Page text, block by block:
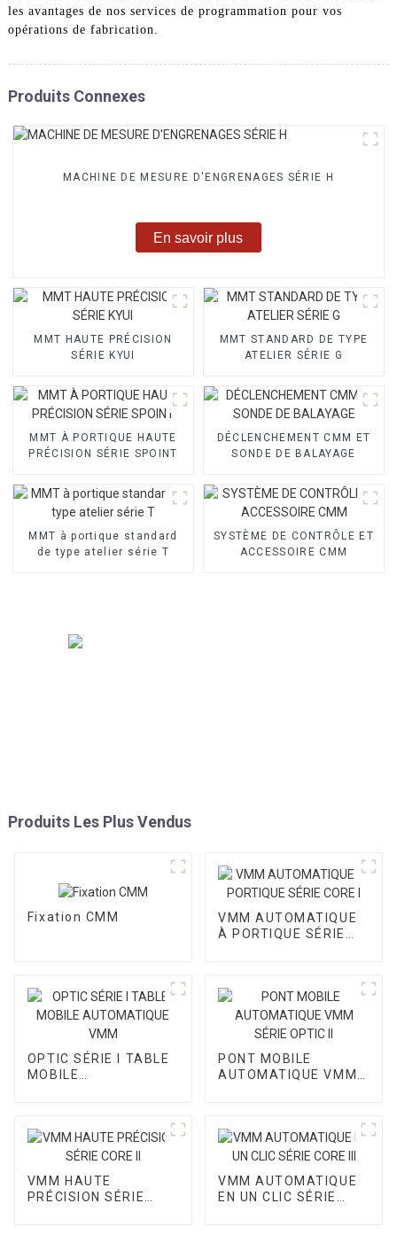
les avantages de nos services de programmation pour vos
opérations de fabrication.
Produits Connexes
MACHINE DE MESURE D'ENGRENAGES SÉRIE H
En savoir plus
MMT HAUTE PRÉCISION
SÉRIE KYUI
MMT STANDARD DE TYPE
ATELIER SÉRIE G
MMT À PORTIQUE HAUTE
PRÉCISION SÉRIE SPOINT
DÉCLENCHEMENT CMM ET
SONDE DE BALAYAGE
MMT à portique standard
de type atelier série T
SYSTÈME DE CONTRÔLE ET
ACCESSOIRE CMM
Produits Les Plus Vendus
Fixation CMM
VMM AUTOMATIQUE
À PORTIQUE SÉRIE
OPTIC SÉRIE I TABLE
MOBILE
PONT MOBILE
AUTOMATIQUE VMM
VMM HAUTE
PRÉCISION SÉRIE
VMM AUTOMATIQUE
EN UN CLIC SÉRIE